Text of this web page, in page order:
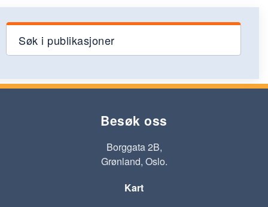
Søk i publikasjoner
Besøk oss
Borggata 2B,
Grønland, Oslo.
Kart